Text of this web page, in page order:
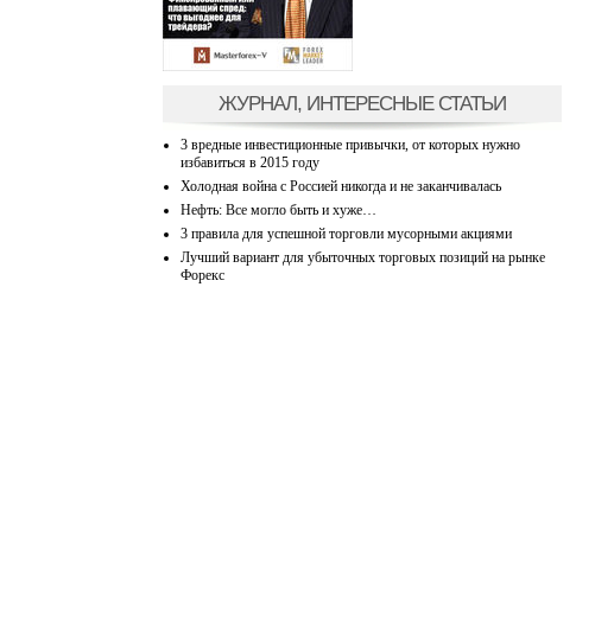
ЖУРНАЛ, ИНТЕРЕСНЫЕ СТАТЬИ
3 вредные инвестиционные привычки, от которых нужно
избавиться в 2015 году
Холодная война с Россией никогда и не заканчивалась
Нефть: Все могло быть и хуже…
3 правила для успешной торговли мусорными акциями
Лучший вариант для убыточных торговых позиций на рынке
Форекс